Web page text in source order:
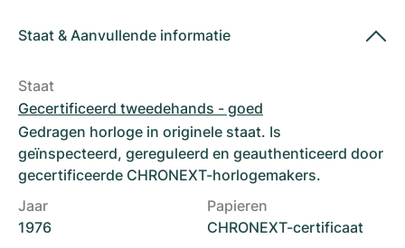
Staat & Aanvullende informatie
Staat
Gecertificeerd tweedehands - goed
Gedragen horloge in originele staat. Is
geïnspecteerd, gereguleerd en geauthenticeerd door
gecertificeerde CHRONEXT-horlogemakers.
Jaar
1976
Papieren
CHRONEXT-certificaat